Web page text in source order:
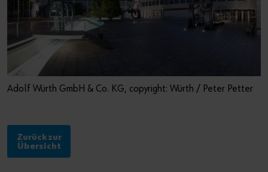
Adolf Würth GmbH & Co. KG, copyright: Würth / Peter Petter
Zurück zur
Übersicht